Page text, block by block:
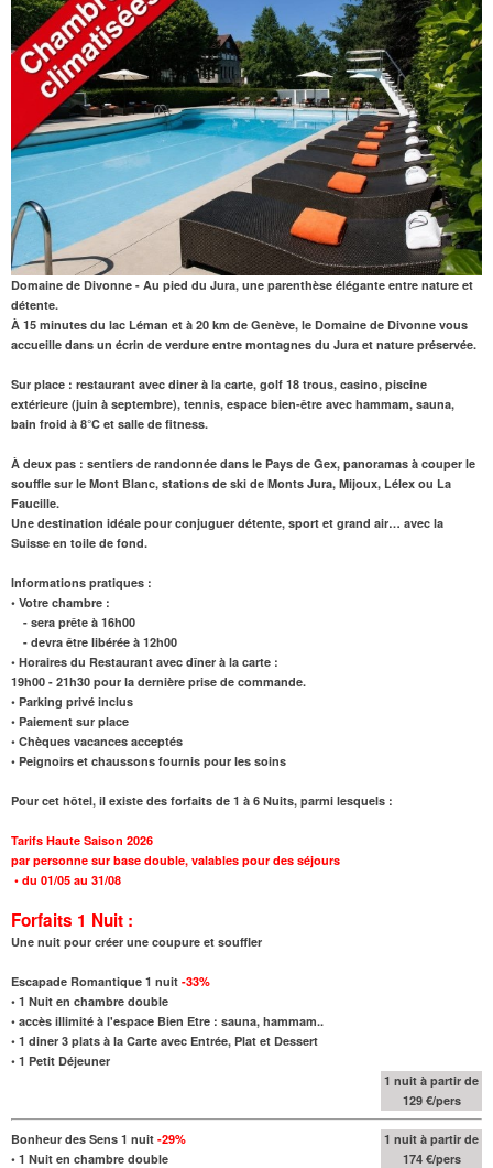
Domaine de Divonne - Au pied du Jura, une parenthèse élégante entre nature et
détente.
À 15 minutes du lac Léman et à 20 km de Genève, le Domaine de Divonne vous
accueille dans un écrin de verdure entre montagnes du Jura et nature préservée.
Sur place : restaurant avec diner à la carte, golf 18 trous, casino, piscine
extérieure (juin à septembre), tennis, espace bien-être avec hammam, sauna,
bain froid à 8°C et salle de fitness.
À deux pas : sentiers de randonnée dans le Pays de Gex, panoramas à couper le
souffle sur le Mont Blanc, stations de ski de Monts Jura, Mijoux, Lélex ou La
Faucille.
Une destination idéale pour conjuguer détente, sport et grand air… avec la
Suisse en toile de fond.
Informations pratiques :
• Votre chambre :
- sera prête à 16h00
- devra être libérée à 12h00
• Horaires du Restaurant avec dîner à la carte :
19h00 - 21h30 pour la dernière prise de commande.
• Parking privé inclus
• Paiement sur place
• Chèques vacances acceptés
• Peignoirs et chaussons fournis pour les soins
Pour cet hôtel, il existe des forfaits de 1 à 6 Nuits, parmi lesquels :
Tarifs Haute Saison 2026
par personne sur base double, valables pour des séjours
• du 01/05 au 31/08
Forfaits 1 Nuit :
Une nuit pour créer une coupure et souffler
Escapade Romantique 1 nuit -33%
• 1 Nuit en chambre double
• accès illimité à l'espace Bien Etre : sauna, hammam..
• 1 diner 3 plats à la Carte avec Entrée, Plat et Dessert
• 1 Petit Déjeuner
1 nuit à partir de
129 €/pers
Bonheur des Sens 1 nuit -29%
• 1 Nuit en chambre double
1 nuit à partir de
174 €/pers